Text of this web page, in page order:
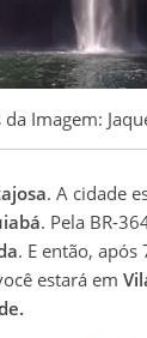
da Imagem:
. A cidade
. Pela BR-
. E então,
estará em